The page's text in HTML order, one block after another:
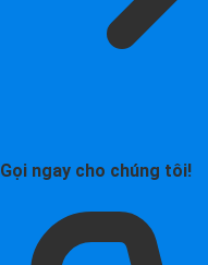
Gọi ngay cho chúng tôi!